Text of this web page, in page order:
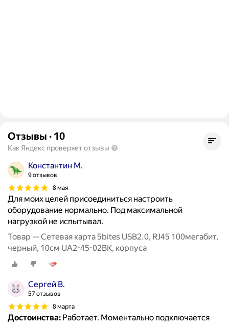
Отзывы · 10
Как Яндекс проверяет отзывы
Константин М.
9 отзывов
8 мая
Для моих целей присоединиться настроить
оборудование нормально. Под максимальной
нагрузкой не испытывал.
Товар — Сетевая карта 5bites USB2.0, RJ45 100мегабит,
черный, 10см UA2-45-02BK, корпуса
Сергей В.
57 отзывов
8 марта
Достоинства: Работает. Моментально подключается